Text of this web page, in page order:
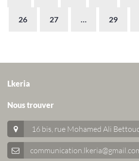
26 27 … 29
Lkeria
Nous trouver
16 bis, rue Mohamed Ali